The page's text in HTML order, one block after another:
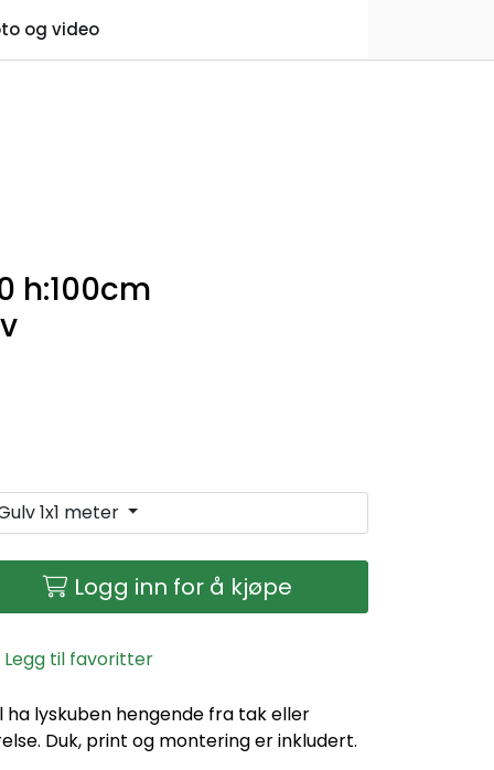
Praktisk informasjon
og video
h:100cm
1x1 meter
Logg inn for å kjøpe
Legg til favoritter
ha lyskuben hengende fra tak eller
Duk, print og montering er inkludert.